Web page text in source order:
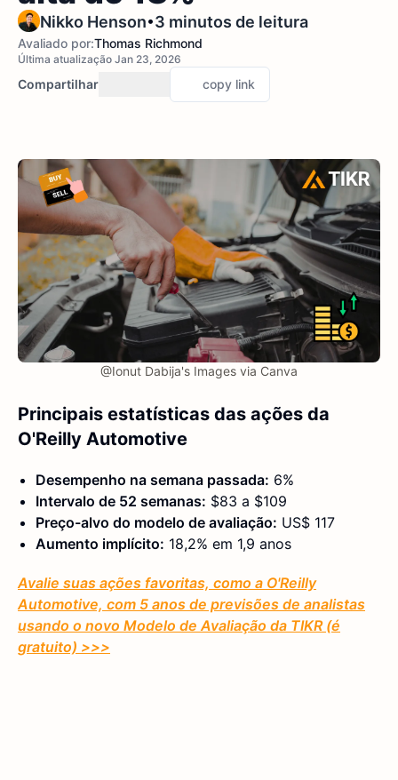
Nikko Henson•3 minutos de leitura
Avaliado por:Thomas Richmond
Última atualização Jan 23, 2026
Compartilhar copy link
@Ionut Dabija's Images via Canva
Principais estatísticas das ações da
O'Reilly Automotive
Desempenho na semana passada: 6%
Intervalo de 52 semanas: $83 a $109
Preço-alvo do modelo de avaliação: US$ 117
Aumento implícito: 18,2% em 1,9 anos
Avalie suas ações favoritas, como a O'Reilly
Automotive, com 5 anos de previsões de analistas
usando o novo Modelo de Avaliação da TIKR (é
gratuito) >>>